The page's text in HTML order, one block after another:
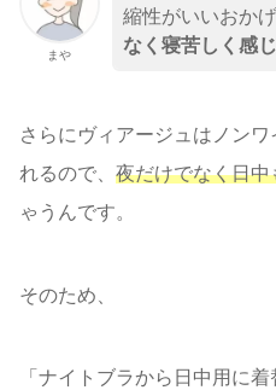
まや
縮性がいいおかげ
なく寝苦しく感
さらにヴィアージュはノン
れるので、 夜だけでなく日
ゃうんです。
そのため、
「ナイトブラから日中用に